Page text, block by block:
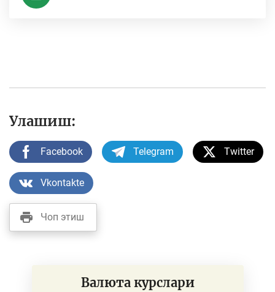
Улашиш:
Facebook Telegram Twitter
Vkontakte
Чоп этиш
Валюта курслари